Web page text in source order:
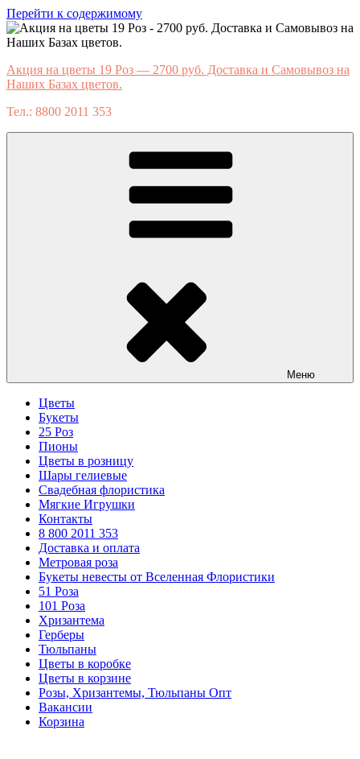
Перейти к содержимому
Акция на цветы 19 Роз — 2700 руб. Доставка и Самовывоз на
Наших Базах цветов.
Тел.: 8800 2011 353
Меню
Цветы
Букеты
25 Роз
Пионы
Цветы в розницу
Шары гелиевые
Свадебная флористика
Мягкие Игрушки
Контакты
8 800 2011 353
Доставка и оплата
Метровая роза
Букеты невесты от Вселенная Флористики
51 Роза
101 Роза
Хризантема
Герберы
Тюльпаны
Цветы в коробке
Цветы в корзине
Розы, Хризантемы, Тюльпаны Опт
Вакансии
Корзина